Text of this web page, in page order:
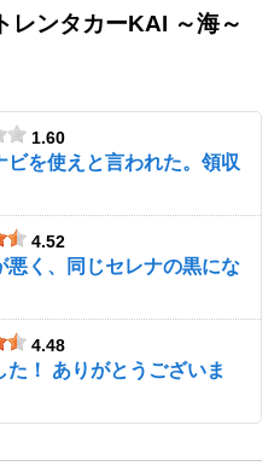
レンタカーKAI ～海～
1.60
を使えと言われた。領収
4.52
悪く、同じセレナの黒にな
4.48
！ ありがとうございま